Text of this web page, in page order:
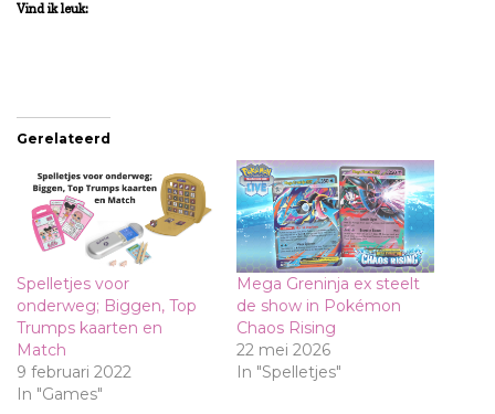
Vind ik leuk:
Gerelateerd
Spelletjes voor
onderweg; Biggen, Top
Trumps kaarten en
Match
9 februari 2022
In "Games"
Mega Greninja ex steelt
de show in Pokémon
Chaos Rising
22 mei 2026
In "Spelletjes"